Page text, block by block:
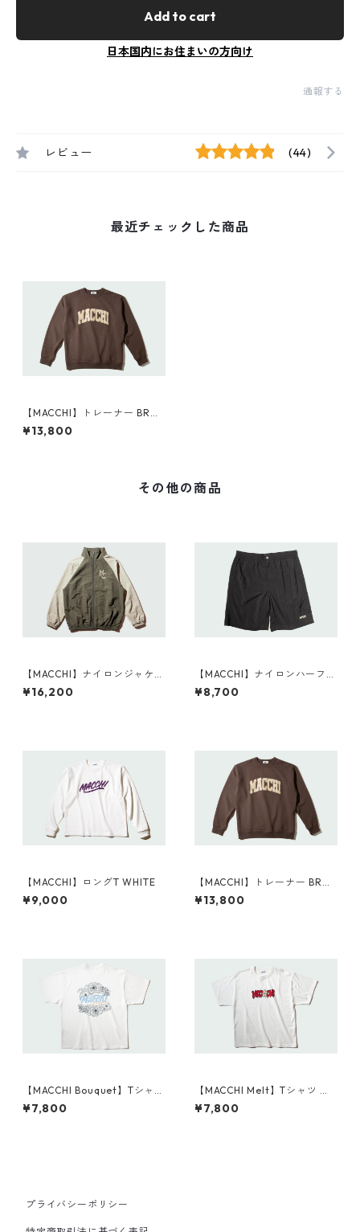
Add to cart
日本国内にお住まいの方向け
通報する
レビュー (44)
最近チェックした商品
【MACCHI】トレーナー BRO
WN
¥13,800
その他の商品
【MACCHI】ナイロンジャケッ
ト KHAKI
¥16,200
【MACCHI】ナイロンハーフパ
ンツ BLACK
¥8,700
【MACCHI】ロングT WHITE
¥9,000
【MACCHI】トレーナー BRO
WN
¥13,800
【MACCHI Bouquet】Tシャツ
WHITE
¥7,800
【MACCHI Melt】Tシャツ WH
ITE
¥7,800
プライバシーポリシー